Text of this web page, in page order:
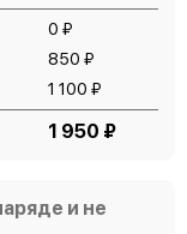
0 ₽
850 ₽
1 100 ₽
1 950 ₽
и не